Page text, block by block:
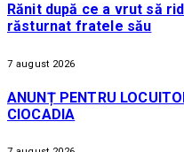
Rănit după ce a vrut să
răsturnat fratele său
7 august 2026
ANUNȚ PENTRU
CIOCADIA